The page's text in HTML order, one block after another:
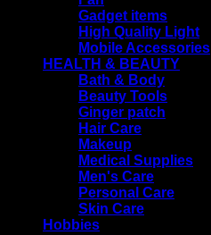
Gadget items
High Quality Light
Mobile Accessories
HEALTH & BEAUTY
Bath & Body
Beauty Tools
Ginger patch
Hair Care
Makeup
Medical Supplies
Men's Care
Personal Care
Skin Care
Hobbies